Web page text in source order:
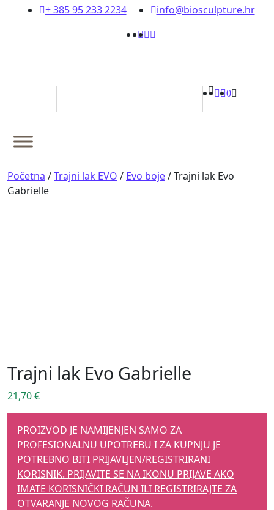
content + 385 95 233 2234 info@biosculpture.hr
0
Početna /Trajni lak EVO / Evo boje/Trajni lak Evo
Gabrielle
Trajni lak Evo Gabrielle
21,70€
PROIZVOD JE NAMIJENJEN SAMO ZA
PROFESIONALNU UPOTREBU I ZA KUPNJU JE
POTREBNO BITI PRIJAVLJEN/REGISTRIRANI
KORISNIK. PRIJAVITE SE NA IKONU PRIJAVE AKO
IMATE KORISNIČKI RAČUN ILI REGISTRIRAJTE ZA
OTVARANJE NOVOG RAČUNA.